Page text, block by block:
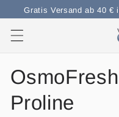
zum
Gratis Versand ab 40 €
Proline